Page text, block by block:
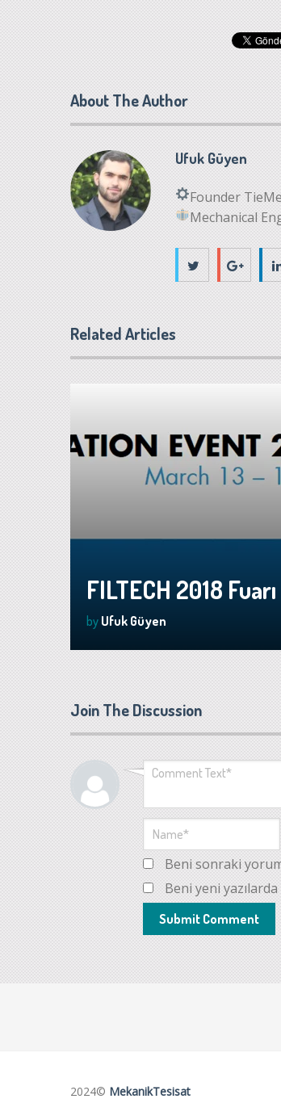
About The Author
Ufuk Güyen
Founder
Mechanical
Related Articles
FILTECH 2018 Fuarı
by Ufuk Güyen
Join The Discussion
Beni sonraki
Beni yeni
2024© MekanikTesisat